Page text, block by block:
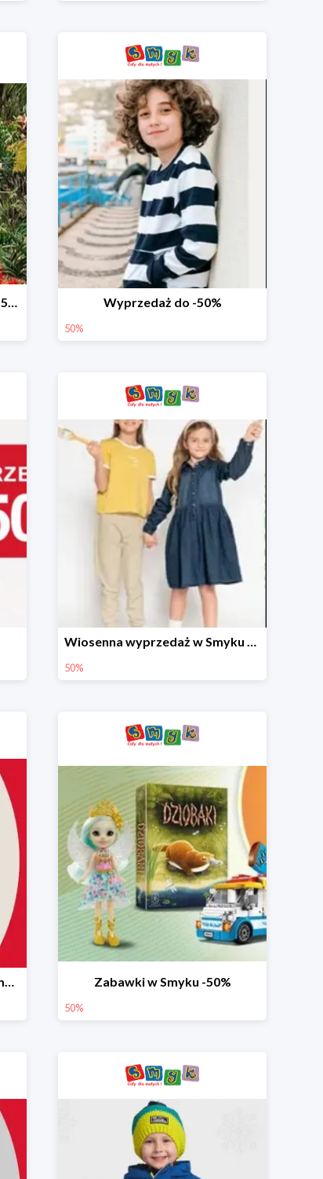
Wyprzedaż ubrań i butów do -50% Wyprzedaż do -50%
50%
Wiosenna wyprzedaż w Smyku do -50%
50%
Ostatnie dni wyprzedaży w Smyku do -70% Zabawki w Smyku -50%
50%